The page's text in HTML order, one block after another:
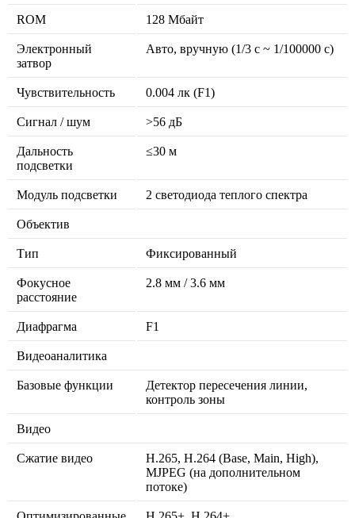
ROM 128 Мбайт
Электронный
затвор
Авто, вручную (1/3 с ~ 1/100000 с)
Чувствительность 0.004 лк (F1)
Сигнал / шум >56 дБ
Дальность
подсветки
≤30 м
Модуль подсветки 2 светодиода теплого спектра
Объектив
Тип Фиксированный
Фокусное
расстояние
2.8 мм / 3.6 мм
Диафрагма F1
Видеоаналитика
Базовые функции
Детектор пересечения линии,
контроль зоны
Видео
Сжатие видео
H.265, H.264 (Base, Main, High),
MJPEG (на дополнительном
потоке)